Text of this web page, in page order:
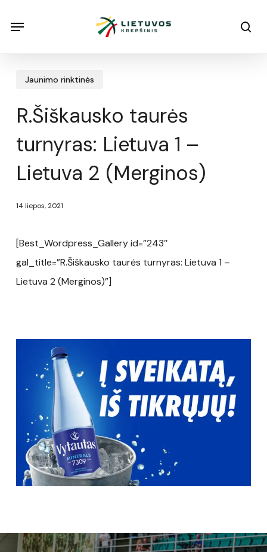
Menu
Jaunimo rinktinės
R.Šiškausko taurės
turnyras: Lietuva 1 –
Lietuva 2 (Merginos)
14 liepos, 2021
[Best_Wordpress_Gallery id=”243″
gal_title=”R.Šiškausko taurės turnyras: Lietuva 1 –
Lietuva 2 (Merginos)”]